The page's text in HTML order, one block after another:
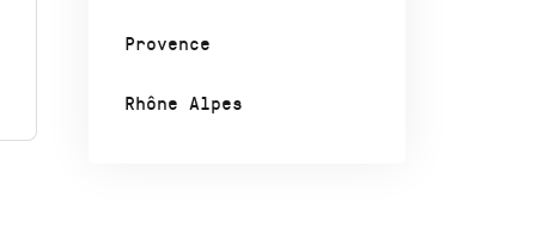
Provence
Rhône Alpes